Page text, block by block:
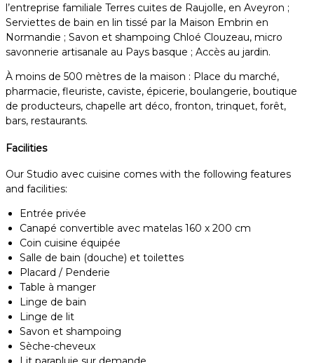
l’entreprise familiale Terres cuites de Raujolle, en Aveyron ;
Serviettes de bain en lin tissé par la Maison Embrin en
Normandie ; Savon et shampoing Chloé Clouzeau, micro
savonnerie artisanale au Pays basque ; Accès au jardin.
À moins de 500 mètres de la maison : Place du marché,
pharmacie, fleuriste, caviste, épicerie, boulangerie, boutique
de producteurs, chapelle art déco, fronton, trinquet, forêt,
bars, restaurants.
Facilities
Our Studio avec cuisine comes with the following features
and facilities:
Entrée privée
Canapé convertible avec matelas 160 x 200 cm
Coin cuisine équipée
Salle de bain (douche) et toilettes
Placard / Penderie
Table à manger
Linge de bain
Linge de lit
Savon et shampoing
Sèche-cheveux